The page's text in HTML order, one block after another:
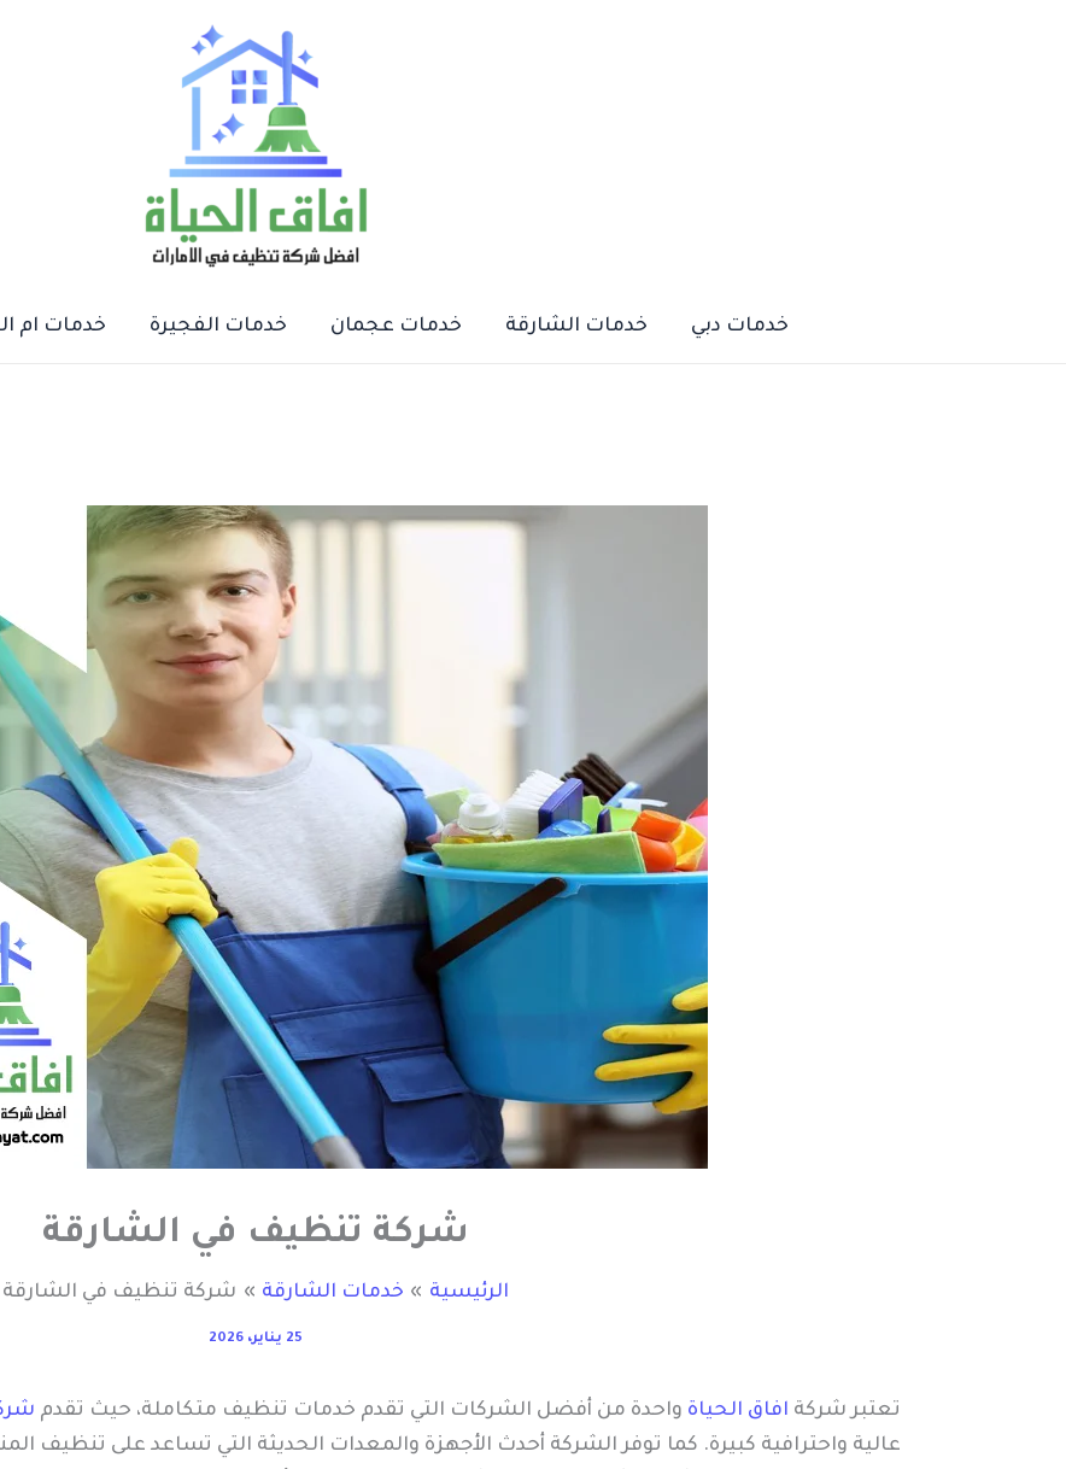
خدمات دبي خدمات الشارقة خدمات عجمان خدمات الفجيرة خدمات ام
شركة تنظيف في الشارقة
الرئيسية خدمات الشارقة شركة تنظيف في الشارقة
25 يناير، 2026
تعتبر شركة افاق الحياة واحدة من أفضل الشركات التي تقدم خدمات تنظيف متكاملة، حيث تقدم
عالية واحترافية كبيرة. كما توفر الشركة أحدث الأجهزة والمعدات الحديثة التي تساعد على تنظيف